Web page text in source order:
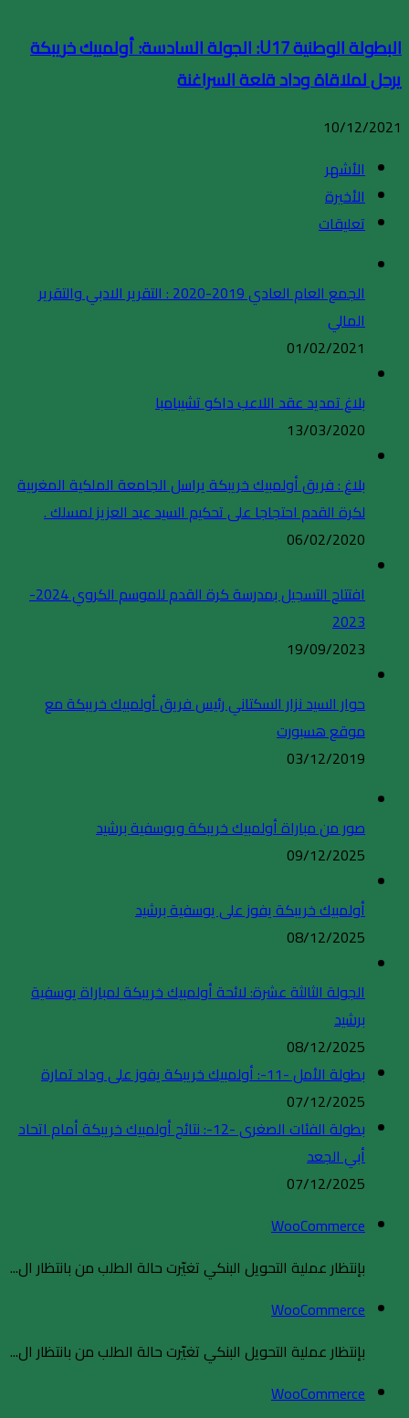
البطولة الوطنية U17: الجولة السادسة: أولمبيك خريبكة
يرحل لملاقاة وداد قلعة السراغنة
10/12/2021
الأشهر
الأخيرة
تعليقات
الجمع العام العادي 2019-2020 : التقرير الادبي والتقرير
المالي
01/02/2021
بلاغ تمديد عقد اللاعب داكو تشيبامبا
13/03/2020
بلاغ : فريق أولمبيك خريبكة يراسل الجامعة الملكية المغربية
لكرة القدم احتجاجا على تحكيم السيد عبد العزيز لمسلك .
06/02/2020
افتتاح التسجيل بمدرسة كرة القدم للموسم الكروي 2024-
2023
19/09/2023
حوار السيد نزار السكتاني رئيس فريق أولمبيك خريبكة مع
موقع هسبورت
03/12/2019
صور من مباراة أولمبيك خريبكة ويوسفية برشيد
09/12/2025
أولمبيك خريبكة يفوز على يوسفية برشيد
08/12/2025
الجولة الثالثة عشرة: لائحة أولمبيك خريبكة لمباراة يوسفية
برشيد
08/12/2025
بطولة الأمل -11-: أولمبيك خريبكة يفوز على وداد تمارة
07/12/2025
بطولة الفئات الصغرى -12-: نتائج أولمبيك خريبكة أمام اتحاد
أبي الجعد
07/12/2025
WooCommerce
بإنتظار عملية التحويل البنكي تغيّرت حالة الطلب من بانتظار ال...
WooCommerce
بإنتظار عملية التحويل البنكي تغيّرت حالة الطلب من بانتظار ال...
WooCommerce